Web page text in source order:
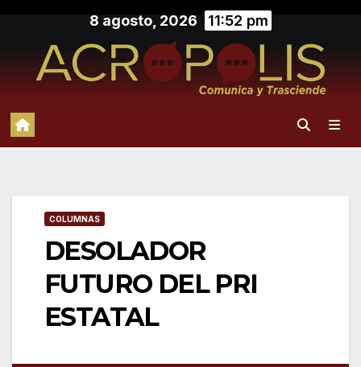
contenido
8 agosto, 2026 11:52 pm
COLUMNAS
DESOLADOR
FUTURO DEL PRI
ESTATAL